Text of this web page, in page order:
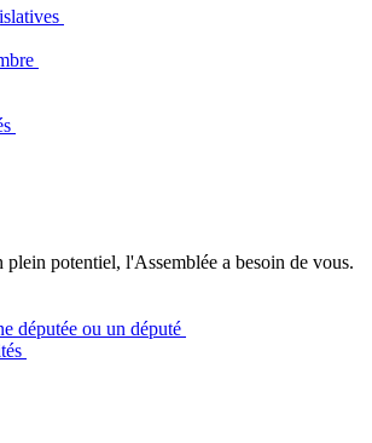
plein potentiel, l'Assemblée a besoin de vous.
députée ou un député